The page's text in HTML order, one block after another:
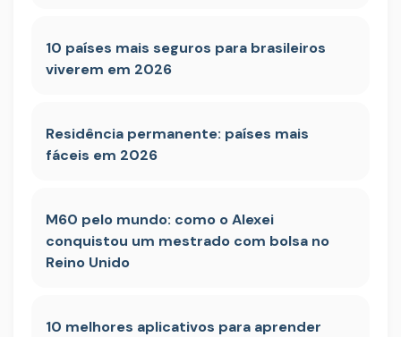
10 países mais seguros para brasileiros
viverem em 2026
Residência permanente: países mais
fáceis em 2026
M60 pelo mundo: como o Alexei
conquistou um mestrado com bolsa no
Reino Unido
10 melhores aplicativos para aprender